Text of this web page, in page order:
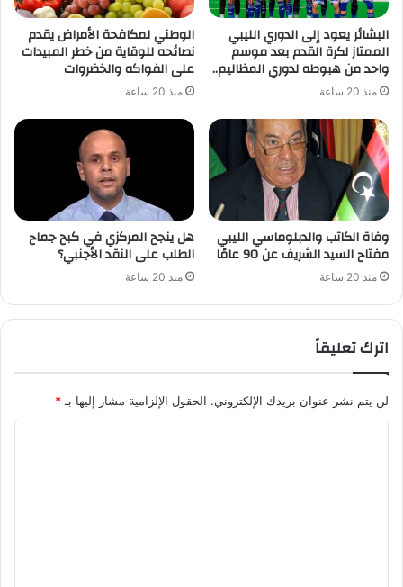
البشائر يعود إلى الدوري الليبي
الممتاز لكرة القدم بعد موسم
واحد من هبوطه لدوري المظاليم..
منذ 20 ساعة
الوطني لمكافحة الأمراض يقدم
نصائحه للوقاية من خطر المبيدات
على الفواكه والخضروات
منذ 20 ساعة
وفاة الكاتب والدبلوماسي الليبي
مفتاح السيد الشريف عن 90 عامًا
منذ 20 ساعة
هل ينجح المركزي في كبح جماح
الطلب على النقد الأجنبي؟
منذ 20 ساعة
اترك تعليقاً
لن يتم نشر عنوان بريدك الإلكتروني. الحقول الإلزامية مشار إليها بـ *